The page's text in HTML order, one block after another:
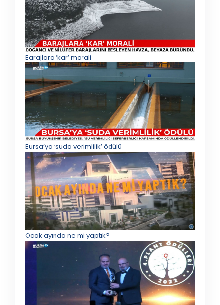
Barajlara ‘kar’ morali
Bursa’ya ‘suda verimlilik’ ödülü
Ocak ayında ne mi yaptık?